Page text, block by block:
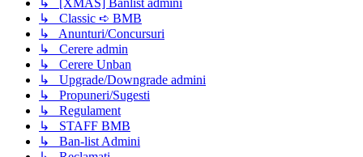
↳ [XMAS] Banlist admini
↳ Classic ➪ BMB
↳ Anunturi/Concursuri
↳ Cerere admin
↳ Cerere Unban
↳ Upgrade/Downgrade admini
↳ Propuneri/Sugesti
↳ Regulament
↳ STAFF BMB
↳ Ban-list Admini